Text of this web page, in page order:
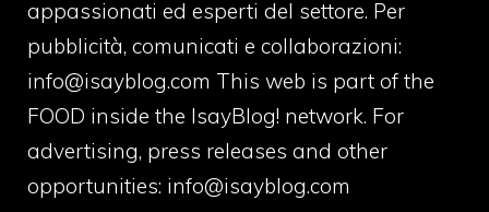
appassionati ed esperti del settore. Per
pubblicità, comunicati e collaborazioni:
info@isayblog.com This web is part of the
FOOD inside the IsayBlog! network. For
advertising, press releases and other
opportunities: info@isayblog.com